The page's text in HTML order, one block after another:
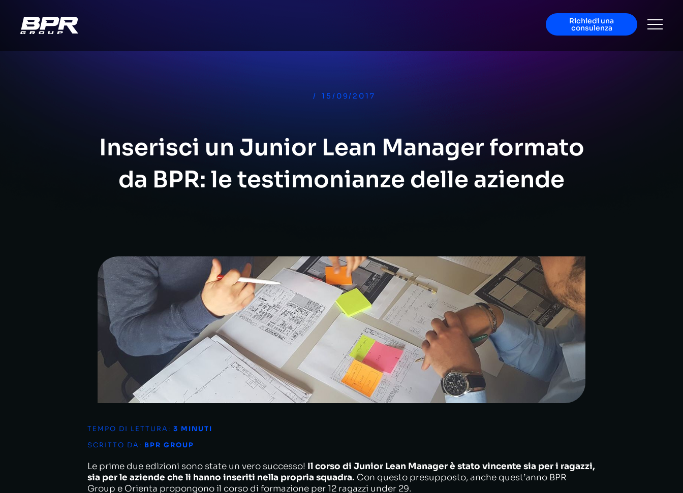
Richiedi una
consulenza
/ 15/09/2017
Inserisci un Junior Lean Manager formato
da BPR: le testimonianze delle aziende
TEMPO DI LETTURA: 3 MINUTI
SCRITTO DA: BPR GROUP
Le prime due edizioni sono state un vero successo! Il corso di Junior Lean Manager è stato vincente sia per i ragazzi,
sia per le aziende che li hanno inseriti nella propria squadra. Con questo presupposto, anche quest’anno BPR
Group e Orienta propongono il corso di formazione per 12 ragazzi under 29.